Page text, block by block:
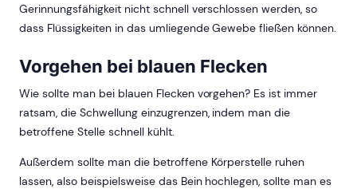
Gerinnungsfähigkeit nicht schnell verschlossen werden, so
dass Flüssigkeiten in das umliegende Gewebe fließen können.
Vorgehen bei blauen Flecken
Wie sollte man bei blauen Flecken vorgehen? Es ist immer
ratsam, die Schwellung einzugrenzen, indem man die
betroffene Stelle schnell kühlt.
Außerdem sollte man die betroffene Körperstelle ruhen
lassen, also beispielsweise das Bein hochlegen, sollte man es